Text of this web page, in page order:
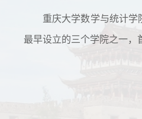
重庆大学数学与统计学
最早设立的三个学院之一，